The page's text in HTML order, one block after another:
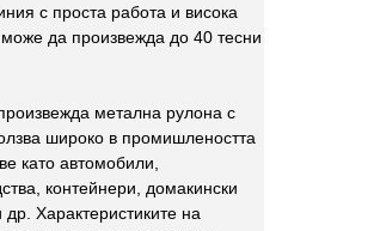
с проста работа и висока
да произвежда до 40 тесни
метална рулона с
широко в промишлеността
като автомобили,
контейнери, домакински
Характеристиките на